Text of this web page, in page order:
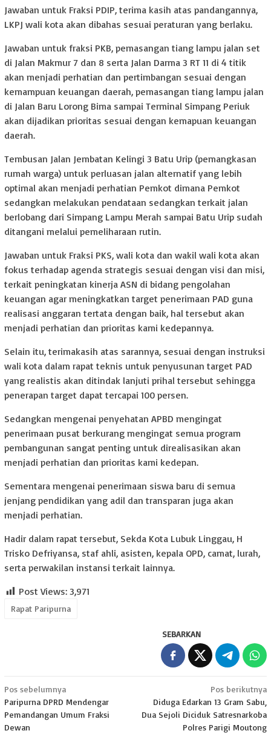
Jawaban untuk Fraksi PDIP, terima kasih atas pandangannya,
LKPJ wali kota akan dibahas sesuai peraturan yang berlaku.
Jawaban untuk fraksi PKB, pemasangan tiang lampu jalan set
di Jalan Makmur 7 dan 8 serta Jalan Darma 3 RT 11 di 4 titik
akan menjadi perhatian dan pertimbangan sesuai dengan
kemampuan keuangan daerah, pemasangan tiang lampu jalan
di Jalan Baru Lorong Bima sampai Terminal Simpang Periuk
akan dijadikan prioritas sesuai dengan kemapuan keuangan
daerah.
Tembusan Jalan Jembatan Kelingi 3 Batu Urip (pemangkasan
rumah warga) untuk perluasan jalan alternatif yang lebih
optimal akan menjadi perhatian Pemkot dimana Pemkot
sedangkan melakukan pendataan sedangkan terkait jalan
berlobang dari Simpang Lampu Merah sampai Batu Urip sudah
ditangani melalui pemeliharaan rutin.
Jawaban untuk Fraksi PKS, wali kota dan wakil wali kota akan
fokus terhadap agenda strategis sesuai dengan visi dan misi,
terkait peningkatan kinerja ASN di bidang pengolahan
keuangan agar meningkatkan target penerimaan PAD guna
realisasi anggaran tertata dengan baik, hal tersebut akan
menjadi perhatian dan prioritas kami kedepannya.
Selain itu, terimakasih atas sarannya, sesuai dengan instruksi
wali kota dalam rapat teknis untuk penyusunan target PAD
yang realistis akan ditindak lanjuti prihal tersebut sehingga
penerapan target dapat tercapai 100 persen.
Sedangkan mengenai penyehatan APBD mengingat
penerimaan pusat berkurang mengingat semua program
pembangunan sangat penting untuk direalisasikan akan
menjadi perhatian dan prioritas kami kedepan.
Sementara mengenai penerimaan siswa baru di semua
jenjang pendidikan yang adil dan transparan juga akan
menjadi perhatian.
Hadir dalam rapat tersebut, Sekda Kota Lubuk Linggau, H
Trisko Defriyansa, staf ahli, asisten, kepala OPD, camat, lurah,
serta perwakilan instansi terkait lainnya.
Post Views: 3,971
Rapat Paripurna
SEBARKAN
Navigasi
pos
Pos sebelumnya
Paripurna DPRD Mendengar
Pemandangan Umum Fraksi
Dewan
Pos berikutnya
Diduga Edarkan 13 Gram Sabu,
Dua Sejoli Diciduk Satresnarkoba
Polres Parigi Moutong